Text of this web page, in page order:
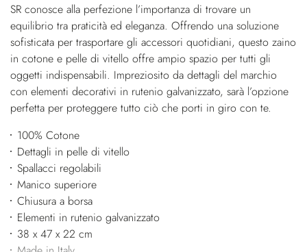
SR conosce alla perfezione l’importanza di trovare un
equilibrio tra praticità ed eleganza. Offrendo una soluzione
sofisticata per trasportare gli accessori quotidiani, questo zaino
in cotone e pelle di vitello offre ampio spazio per tutti gli
oggetti indispensabili. Impreziosito da dettagli del marchio
con elementi decorativi in rutenio galvanizzato, sarà l’opzione
perfetta per proteggere tutto ciò che porti in giro con te.
100% Cotone
Dettagli in pelle di vitello
Spallacci regolabili
Manico superiore
Chiusura a borsa
Elementi in rutenio galvanizzato
38 x 47 x 22 cm